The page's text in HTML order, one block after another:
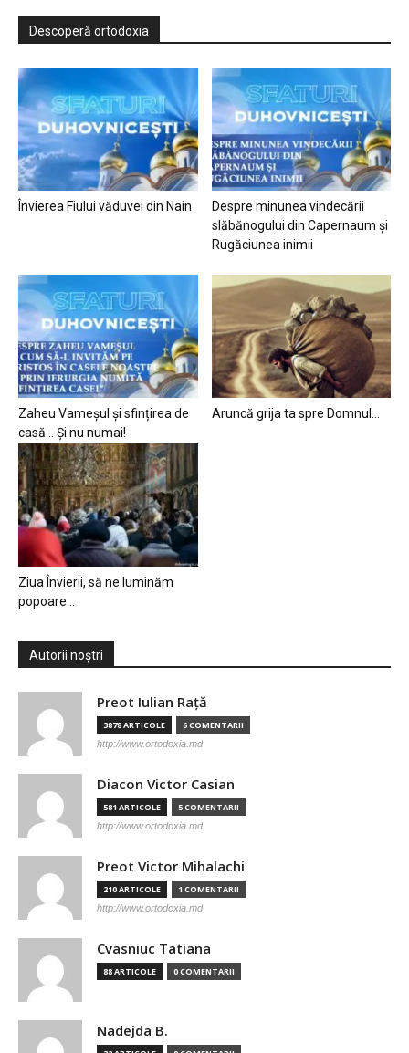
Descoperă ortodoxia
Învierea Fiului văduvei din Nain
Despre minunea vindecării
slăbănogului din Capernaum și
Rugăciunea inimii
Zaheu Vameșul și sfințirea de
casă… Și nu numai!
Aruncă grija ta spre Domnul…
Ziua Învierii, să ne luminăm
popoare…
Autorii noștri
Preot Iulian Raţă
3878 ARTICOLE 6 COMENTARII
http://www.ortodoxia.md
Diacon Victor Casian
581 ARTICOLE 5 COMENTARII
http://www.ortodoxia.md
Preot Victor Mihalachi
210 ARTICOLE 1 COMENTARII
http://www.ortodoxia.md
Cvasniuc Tatiana
88 ARTICOLE 0 COMENTARII
Nadejda B.